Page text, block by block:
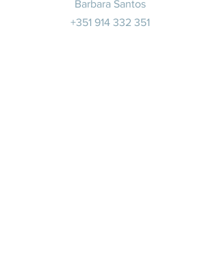
Barbara Santos
+351 914 332 351